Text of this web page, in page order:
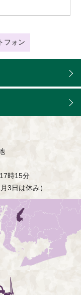
フォン
時15分
3日は休み）